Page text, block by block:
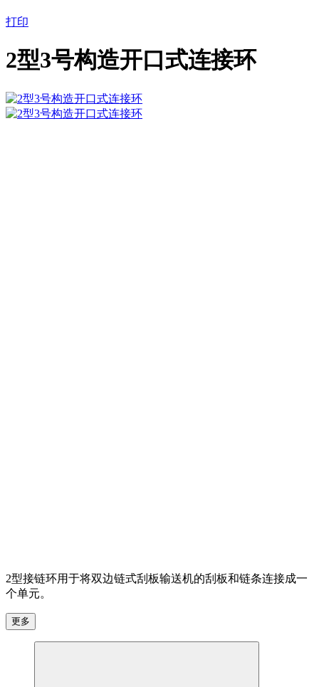
打印
2型3号构造开口式连接环
2型接链环用于将双边链式刮板输送机的刮板和链条连接成一
个单元。
更多